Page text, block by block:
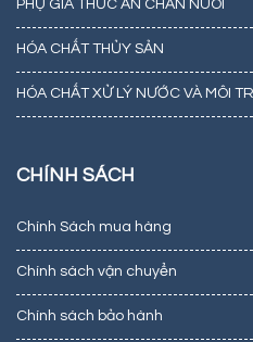
PHỤ GIA THỨC ĂN CHĂN NUÔI
HÓA CHẤT THỦY SẢN
HÓA CHẤT XỬ LÝ NƯỚC VÀ MÔI
CHÍNH SÁCH
Chính Sách mua hàng
Chính sách vận chuyển
Chính sách bảo hành